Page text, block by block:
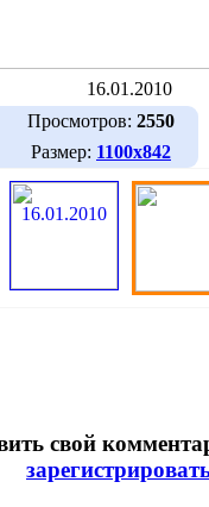
16.01.2010
Просмотров: 2550
Размер: 1100х842
свой